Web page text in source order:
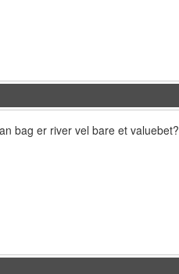
bag er river vel bare et valuebet?